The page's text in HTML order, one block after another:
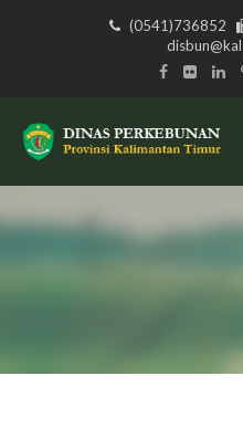
(0541)736852